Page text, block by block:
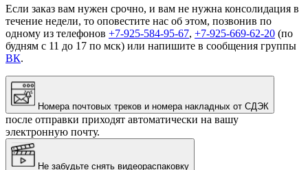
Если заказ вам нужен срочно, и вам не нужна консолидация в
течение недели, то оповестите нас об этом, позвонив по
одному из телефонов +7-925-584-95-67, +7-925-669-62-20 (по
будням с 11 до 17 по мск) или напишите в сообщения группы
ВК.
Номера почтовых треков и номера накладных от СДЭК
после отправки приходят автоматически на вашу
электронную почту.
Не забудьте снять видеораспаковку